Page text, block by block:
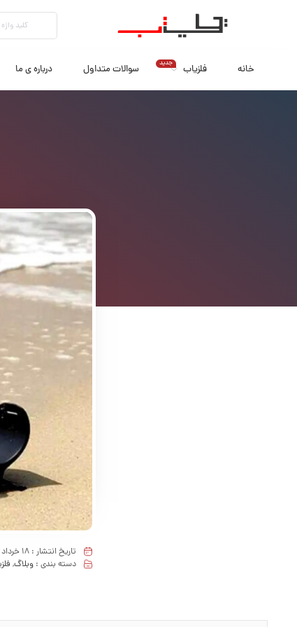
خانه فلزیاب جدید سوالات متداول درباره ی ما
تاریخ انتشار : 18 خرداد 1404
دسته بندی : وبلاگ,